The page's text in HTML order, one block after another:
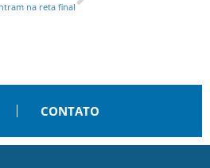
na reta final
CONTATO